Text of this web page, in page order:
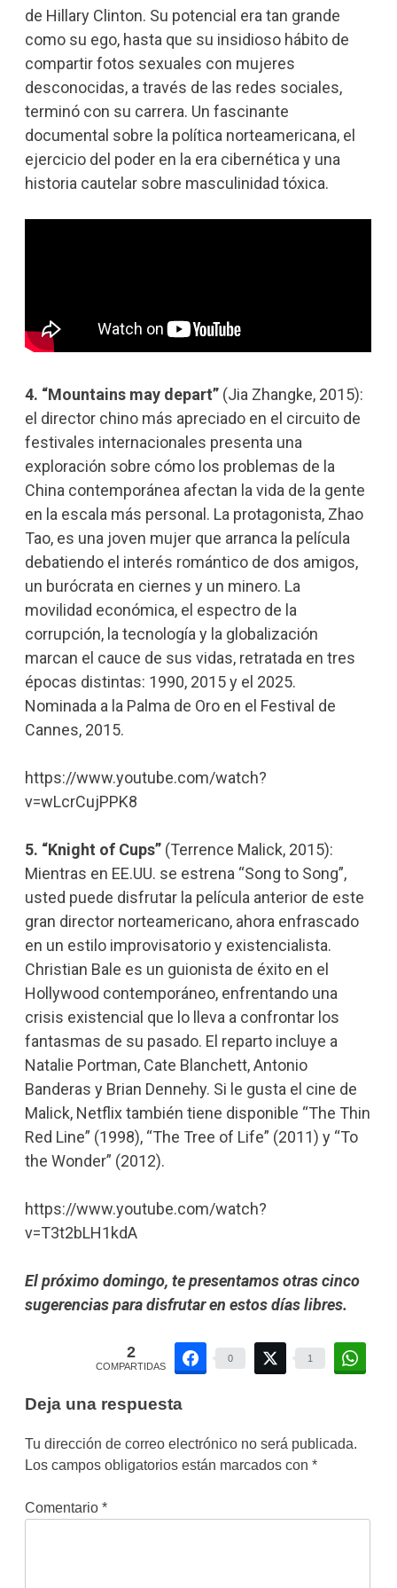
de Hillary Clinton. Su potencial era tan grande
como su ego, hasta que su insidioso hábito de
compartir fotos sexuales con mujeres
desconocidas, a través de las redes sociales,
terminó con su carrera. Un fascinante
documental sobre la política norteamericana, el
ejercicio del poder en la era cibernética y una
historia cautelar sobre masculinidad tóxica.
4. “Mountains may depart” (Jia Zhangke, 2015):
el director chino más apreciado en el circuito de
festivales internacionales presenta una
exploración sobre cómo los problemas de la
China contemporánea afectan la vida de la gente
en la escala más personal. La protagonista, Zhao
Tao, es una joven mujer que arranca la película
debatiendo el interés romántico de dos amigos,
un burócrata en ciernes y un minero. La
movilidad económica, el espectro de la
corrupción, la tecnología y la globalización
marcan el cauce de sus vidas, retratada en tres
épocas distintas: 1990, 2015 y el 2025.
Nominada a la Palma de Oro en el Festival de
Cannes, 2015.
https://www.youtube.com/watch?
v=wLcrCujPPK8
5. “Knight of Cups”(Terrence Malick, 2015):
Mientras en EE.UU. se estrena “Song to Song”,
usted puede disfrutar la película anterior de este
gran director norteamericano, ahora enfrascado
en un estilo improvisatorio y existencialista.
Christian Bale es un guionista de éxito en el
Hollywood contemporáneo, enfrentando una
crisis existencial que lo lleva a confrontar los
fantasmas de su pasado. El reparto incluye a
Natalie Portman, Cate Blanchett, Antonio
Banderas y Brian Dennehy. Si le gusta el cine de
Malick, Netflix también tiene disponible “The Thin
Red Line” (1998), “The Tree of Life” (2011) y “To
the Wonder” (2012).
https://www.youtube.com/watch?
v=T3t2bLH1kdA
El próximo domingo, te presentamos otras cinco
sugerencias para disfrutar en estos días libres.
2
COMPARTIDAS
0 1
Deja una respuesta
Tu dirección de correo electrónico no será publicada.
Los campos obligatorios están marcados con *
Comentario *